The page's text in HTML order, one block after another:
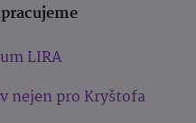
LIRA
nejen pro Kryštofa